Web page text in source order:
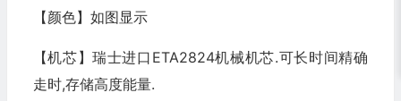
【颜色】如图显示
【机芯】瑞士进口ETA2824机械机芯.可长时间精确
走时,存储高度能量.